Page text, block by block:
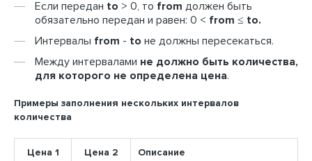
Если передан to > 0, то from должен быть
обязательно передан и равен: 0 < from ≤ to.
Интервалы from - to не должны пересекаться.
Между интервалами не должно быть количества,
для которого не определена цена.
Примеры заполнения нескольких интервалов
количества
Цена 1 Цена 2 Описание